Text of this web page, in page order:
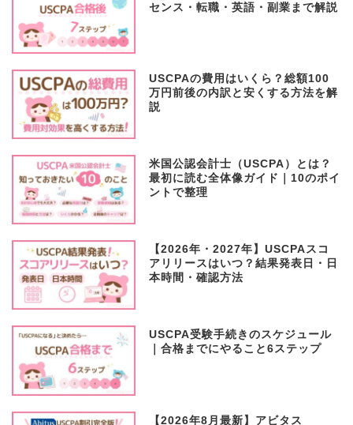
センス・転職・英語・副業まで解説
USCPAの費用はいくら？総額100
万円前後の内訳と安くする方法を解
説
米国公認会計士（USCPA）とは？
最初に読む全体像ガイド｜10のポイ
ントで整理
【2026年・2027年】USCPAスコ
アリリースはいつ？結果発表日・日
本時間・確認方法
USCPA受験手続きのスケジュール
｜合格までにやること6ステップ
【2026年8月最新】アビタス